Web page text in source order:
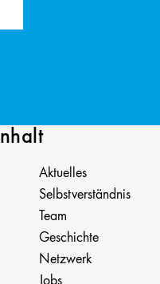
Inhalt
Aktuelles
Selbstverständnis
Team
Geschichte
Netzwerk
Jobs